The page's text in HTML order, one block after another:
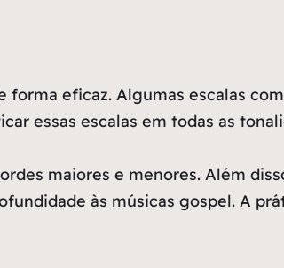
eficaz. Algumas escalas
essas escalas em todas as
maiores e menores. Além
às músicas gospel. A